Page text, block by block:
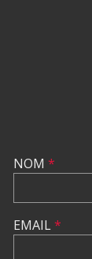
NOM *
EMAIL*